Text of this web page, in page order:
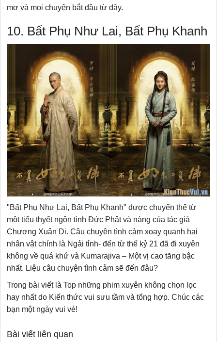
mơ và mọi chuyện bắt đầu từ đây.
10. Bất Phụ Như Lai, Bất Phụ Khanh
"Bất Phụ Như Lai, Bất Phụ Khanh" được chuyển thế từ
một tiểu thyết ngôn tình Đức Phật và nàng của tác giả
Chương Xuân Di. Câu chuyện tình cảm xoay quanh hai
nhân vật chính là Ngải tỉnh- đến từ thế kỷ 21 đã đi xuyên
không về quá khứ và Kumarajiva – Một vị cao tăng bậc
nhất. Liệu câu chuyện tình cảm sẽ đến đâu?
Trong bài viết là Top những phim xuyên không chọn lọc
hay nhất do Kiến thức vui sưu tầm và tổng hợp. Chúc các
bạn một ngày vui vẻ!
Bài viết liên quan